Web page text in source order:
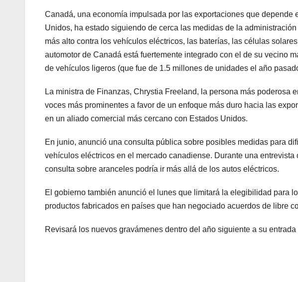
Canadá, una economía impulsada por las exportaciones que depende
Unidos, ha estado siguiendo de cerca las medidas de la
más alto contra los vehículos eléctricos, las baterías, las células
automotor de Canadá está fuertemente integrado con el de su vecino
de vehículos ligeros (que fue de 1.5 millones de unidades el año
La ministra de Finanzas, Chrystia Freeland, la persona más poderosa
voces más prominentes a favor de un enfoque más duro hacia las
en un aliado comercial más cercano con Estados Unidos.
En junio, anunció una consulta pública sobre posibles medidas para
vehículos eléctricos en el mercado canadiense. Durante una
consulta sobre aranceles podría ir más allá de los autos eléctricos.
El gobierno también anunció el lunes que limitará la elegibilidad para
productos fabricados en países que han negociado acuerdos de libre
Revisará los nuevos gravámenes dentro del año siguiente a su entrada